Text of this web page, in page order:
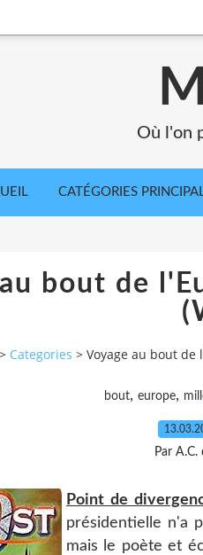
Où l'on
CATÉGORIES
bout de
> Categories > Voyage au bout de
bout, europe,
Par A.C.
Point de
présidentielle n'a
mais le poète et